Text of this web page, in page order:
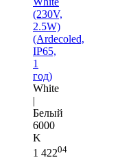
(230V,
2.5W)
(Ardecoled,
IP65,
1
год)
White
|
Белый
6000
K
1 42204